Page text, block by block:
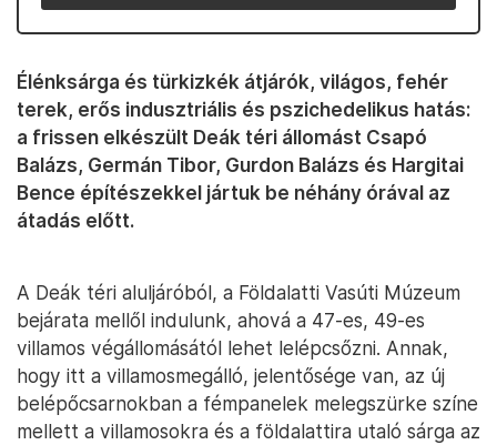
Élénksárga és türkizkék átjárók, világos, fehér
terek, erős indusztriális és pszichedelikus hatás:
a frissen elkészült Deák téri állomást Csapó
Balázs, Germán Tibor, Gurdon Balázs és Hargitai
Bence építészekkel jártuk be néhány órával az
átadás előtt.
A Deák téri aluljáróból, a Földalatti Vasúti Múzeum
bejárata mellől indulunk, ahová a 47-es, 49-es
villamos végállomásától lehet lelépcsőzni. Annak,
hogy itt a villamosmegálló, jelentősége van, az új
belépőcsarnokban a fémpanelek melegszürke színe
mellett a villamosokra és a földalattira utaló sárga az